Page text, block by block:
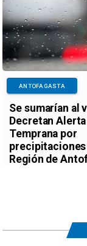
Se sumarían al
Decretan Alerta
Temprana por
precipitaciones
Región de
ANTOFAGASTA